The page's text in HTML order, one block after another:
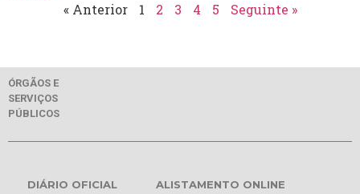
« Anterior 1 2 3 4 5 Seguinte »
ÓRGÃOS E
SERVIÇOS
PÚBLICOS
DIÁRIO OFICIAL ALISTAMENTO ONLINE